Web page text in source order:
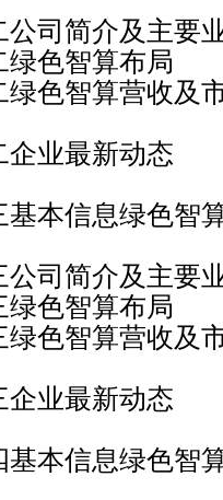
简介及主要
智算布局
算营收及市
最新动态
息绿色智算
简介及主要
智算布局
算营收及市
最新动态
息绿色智算